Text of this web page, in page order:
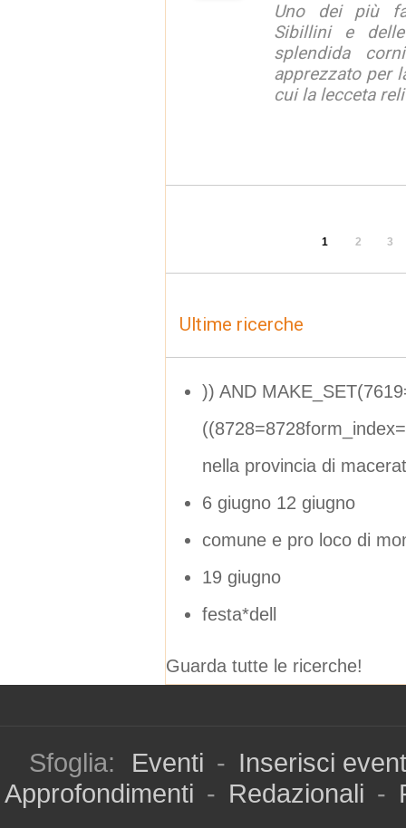
Uno dei più
Sibillini e
splendida
apprezzato per
cui la lecceta
1 2 3
Ultime ricerche
)) AND
nella provincia di
6 giugno 12 giugno
comune e pro loco di
19 giugno
festa*dell
Guarda tutte le ricerche!
Sfoglia: Eventi - Inserisci
Approfondimenti - Redazionali -